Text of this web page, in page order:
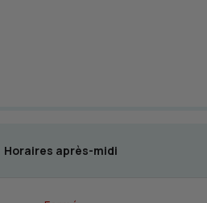
Horaires après-midi